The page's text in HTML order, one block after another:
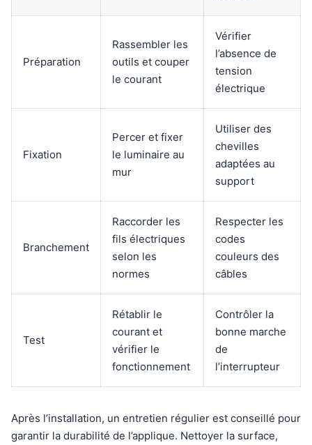
Préparation
Rassembler les
outils et couper
le courant
Vérifier
l’absence de
tension
électrique
Fixation
Percer et fixer
le luminaire au
mur
Utiliser des
chevilles
adaptées au
support
Branchement
Raccorder les
fils électriques
selon les
normes
Respecter les
codes
couleurs des
câbles
Test
Rétablir le
courant et
vérifier le
fonctionnement
Contrôler la
bonne marche
de
l’interrupteur
Après l’installation, un entretien régulier est conseillé pour
garantir la durabilité de l’applique. Nettoyer la surface,